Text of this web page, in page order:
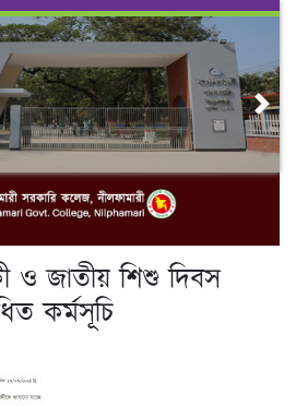
ও জাতীয় শিশু দিবস
কর্মসূচি